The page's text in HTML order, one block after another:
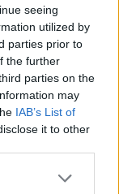
seeing
utilized by
parties prior to
the further
parties on the
may
IAB’s List of
it to other
more Google
utódja a Red